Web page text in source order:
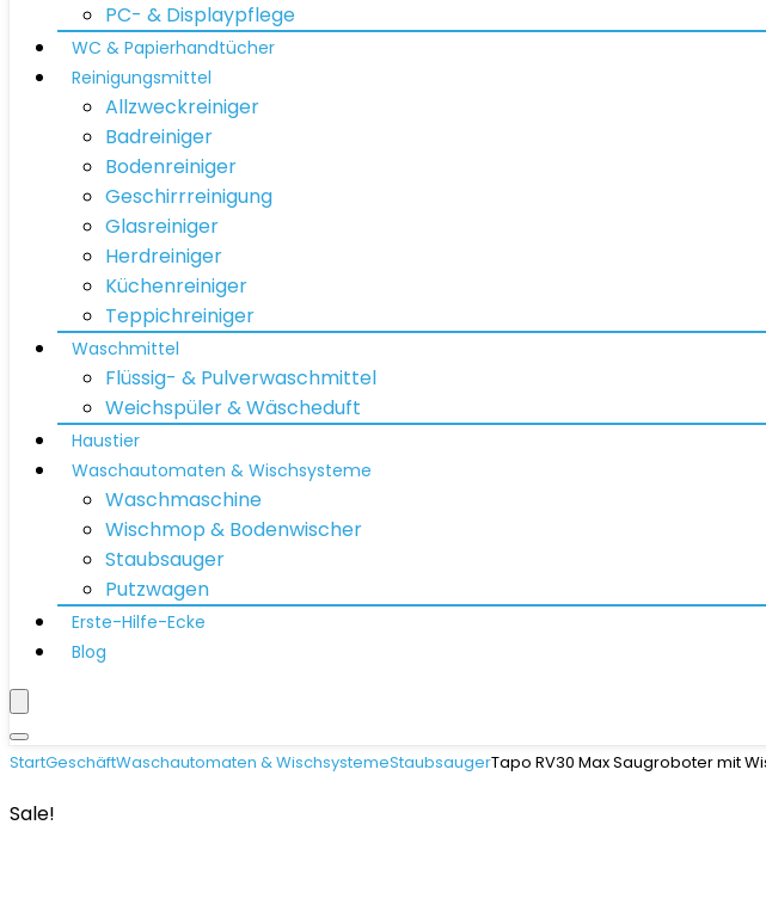
PC- & Displaypflege
WC & Papierhandtücher
Reinigungsmittel
Allzweckreiniger
Badreiniger
Bodenreiniger
Geschirrreinigung
Glasreiniger
Herdreiniger
Küchenreiniger
Teppichreiniger
Waschmittel
Flüssig- & Pulverwaschmittel
Weichspüler & Wäscheduft
Haustier
Waschautomaten & Wischsysteme
Waschmaschine
Wischmop & Bodenwischer
Staubsauger
Putzwagen
Erste-Hilfe-Ecke
Blog
StartGeschäftWaschautomaten & WischsystemeStaubsaugerTapo RV30 Max Saugroboter mit
Sale!